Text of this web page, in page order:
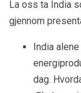
La oss ta India
gjennom
India
dag.